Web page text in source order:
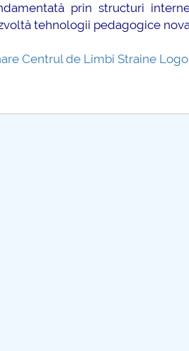
prin structuri
tehnologii pedagogice
Centrul de Limbi Straine